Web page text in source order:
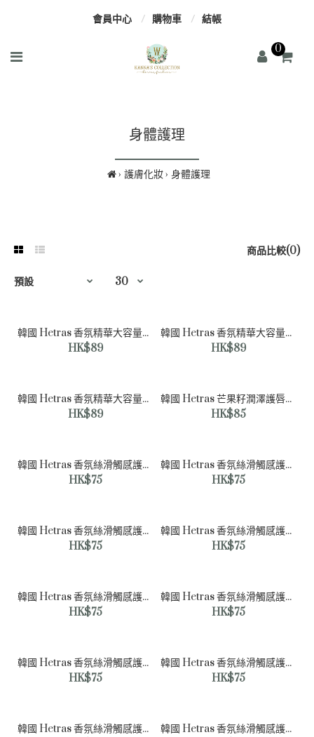
會員中心 購物車 結帳
0
身體護理
護膚化妝 身體護理
商品比較(0)
韓國 Hetras 香氛精華大容量護手乳 | Bombshell 牡丹無花
韓國 Hetras 香氛精華大容量護手乳 | Bombshell 牡丹無花果香 - 515mL
HK$89
韓國 Hetras 香氛精華大容量護手乳 | Flower Shop 花店香 - 515mL
HK$89
韓國 Hetras 香氛精華大容量護手乳 | Hotel Wood 酒店木質香 - 515mL
HK$89
韓國 Hetras 芒果籽潤澤護唇精華 - 2支裝
HK$85
韓國 Hetras 香氛絲滑觸感護手霜 | Artist 藝術家香 - 50mL
HK$75
韓國 Hetras 香氛絲滑觸感護手霜 | Jeju Saryeoni Forest 濟州榮尼森林香 - 50mL
HK$75
韓國 Hetras 香氛絲滑觸感護手霜 | Namsan 南山香 - 50mL
HK$75
韓國 Hetras 香氛絲滑觸感護手霜| Unscented 自然無香味 - 50mL
HK$75
韓國 Hetras 香氛絲滑觸感護手霜| Hinoki 檜木香 - 50mL
HK$75
韓國 Hetras 香氛絲滑觸感護手霜| Bombshell 牡丹無花果香 - 50mL
HK$75
韓國 Hetras 香氛絲滑觸感護手霜 | Santal Fresh 清新檀香 - 50mL
HK$75
韓國 Hetras 香氛絲滑觸感護手霜 | Muhwagua 無花果香 - 50mL
HK$75
韓國 Hetras 香氛絲滑觸感護手霜 | Soosunhwa 水仙花香 - 50mL
韓國 Hetras 香氛絲滑觸感護手霜 | Daisy 雛菊花香 [志龍GD’s Pick] - 50mL